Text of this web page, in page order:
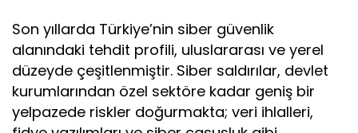
Son yıllarda Türkiye’nin siber güvenlik
alanındaki tehdit profili, uluslararası ve yerel
düzeyde çeşitlenmiştir. Siber saldırılar, devlet
kurumlarından özel sektöre kadar geniş bir
yelpazede riskler doğurmakta; veri ihlalleri,